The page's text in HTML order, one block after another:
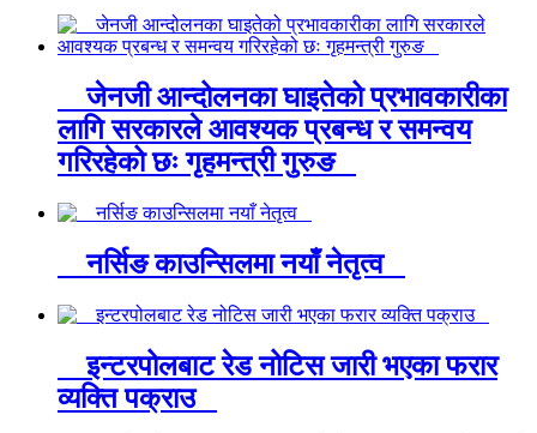
जेनजी आन्दोलनका घाइतेको प्रभावकारीका
लागि सरकारले आवश्यक प्रबन्ध र समन्वय
गरिरहेको छः गृहमन्त्री गुरुङ
नर्सिङ काउन्सिलमा नयाँ नेतृत्व
इन्टरपोलबाट रेड नोटिस जारी भएका फरार
व्यक्ति पक्राउ